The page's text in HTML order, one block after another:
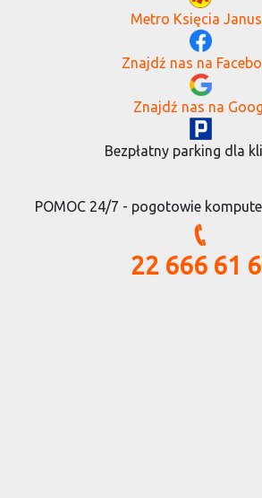
Metro Księcia
Znajdź nas na
Znajdź nas na
Bezpłatny parking dla
POMOC 24/7 - pogotowie
22 666 61